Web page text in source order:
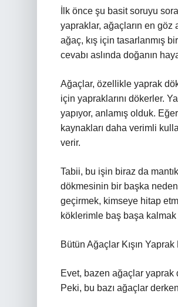
İlk önce şu basit soruyu
yapraklar, ağaçların en göz
ağaç, kış için tasarlanmış
cevabı aslında doğanın
Ağaçlar, özellikle yaprak
için yapraklarını dökerler.
yapıyor, anlamış olduk.
kaynakları daha verimli
verir.
Tabii, bu işin biraz da
dökmesinin bir başka
geçirmek, kimseye hitap
köklerimle baş başa kalmak
Bütün Ağaçlar Kışın
Evet, bazen ağaçlar yaprak
Peki, bu bazı ağaçlar